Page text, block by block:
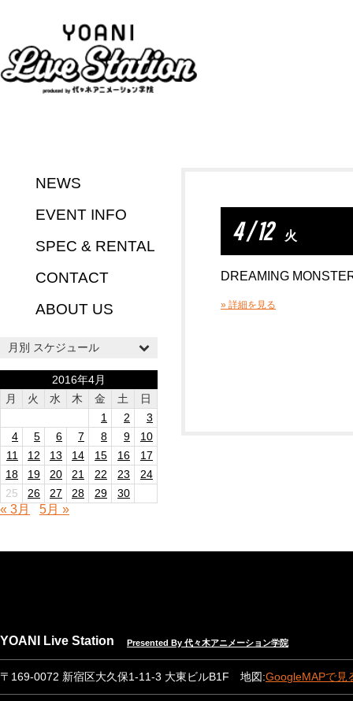
NEWS
EVENT INFO
SPEC & RENTAL
CONTACT
ABOUT US
月別 スケジュール
2016年4月
月
火 水 木 金 土
日
1
2
3
4
5 6 7 8 9
10
11
12 13 14 15 16
17
18
19 20 21 22 23
24
25
26 27 28 29 30
« 3月 5月 »
4 / 12 火
DREAMING
» 詳細を見る
YOANI Live Station Presented By 代々木アニメーション学院
〒169-0072 新宿区大久保1-11-3 大東ビルB1F 地図:GoogleMAPで見